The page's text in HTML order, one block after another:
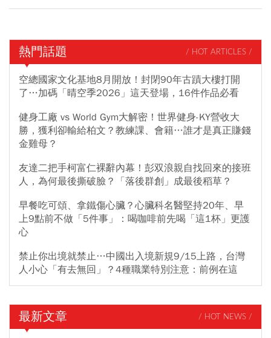
熱門話題 / HOT ARTICLES /
空總國家文化基地8月開放！封閉90年古蹟大樓打開
了…加碼「晴空季2026」這天登場，16件作品必看
健身工廠 vs World Gym大解密！世界健身-KY營收大
勝，獲利卻輸給柏文？教練課、會籍…誰才是真正賺錢
金雞母？
友達二把手柯富仁裸辭內幕！彭双浪親自找回來的接班
人，為何最後撕破臉？「落後群創」成最後稻草？
早餐吃可頌、拿鐵傷心臟？心臟科名醫堅持20年、早
上9點前不做「5件事」：喝咖啡前先喝「這1杯」更護
心
禁止你出境就禁止…中國出入境新規9/15上路，台灣
人小心「有去無回」？4種職業特別注意：前例在這
最新文章 / HOT NEWS /